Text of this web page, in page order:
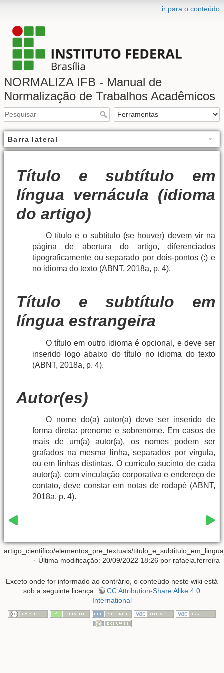
ir para o conteúdo
NORMALIZA IFB - Manual de
Normalização de Trabalhos Acadêmicos
Barra lateral
Título e subtítulo em
língua vernácula (idioma
do artigo)
O título e o subtítulo (se houver) devem vir na
página de abertura do artigo, diferenciados
tipograficamente ou separado por dois-pontos (:) e
no idioma do texto (ABNT, 2018a, p. 4).
Título e subtítulo em
língua estrangeira
O título em outro idioma é opcional, e deve ser
inserido logo abaixo do título no idioma do texto
(ABNT, 2018a, p. 4).
Autor(es)
O nome do(a) autor(a) deve ser inserido de
forma direta: prenome e sobrenome. Em casos de
mais de um(a) autor(a), os nomes podem ser
grafados na mesma linha, separados por vírgula,
ou em linhas distintas. O currículo sucinto de cada
autor(a), com vinculação corporativa e endereço de
contato, deve constar em notas de rodapé (ABNT,
2018a, p. 4).
artigo_cientifico/elementos_pre_textuais/
· Última modificação: 20/09/2022 18:26 por rafaela.ferreira
Exceto onde for informado ao contrário, o conteúdo neste wiki está
sob a seguinte licença:
CC Attribution-Share Alike 4.0
International